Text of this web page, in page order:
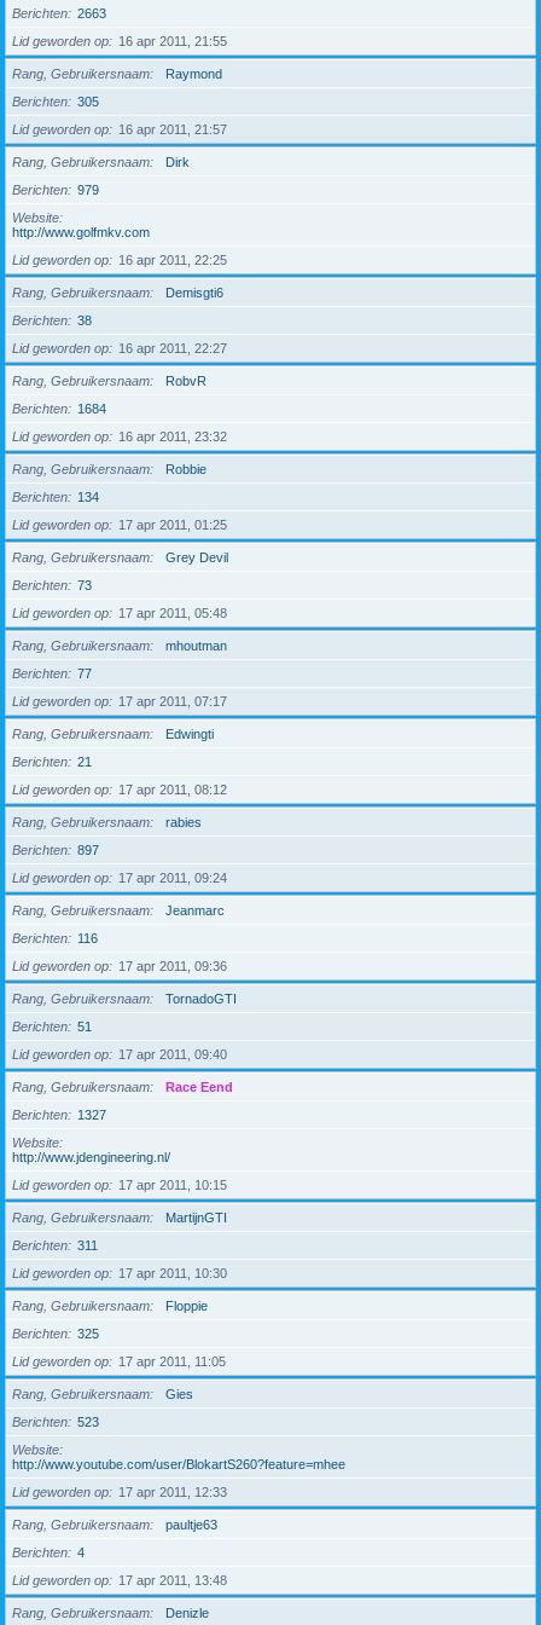
Berichten
2663
Lid geworden op
16 apr 2011, 21:55
Rang, Gebruikersnaam
Raymond
Berichten
305
Lid geworden op
16 apr 2011, 21:57
Rang, Gebruikersnaam
Dirk
Berichten
979
Website
http://www.golfmkv.com
Lid geworden op
16 apr 2011, 22:25
Rang, Gebruikersnaam
Demisgti6
Berichten
38
Lid geworden op
16 apr 2011, 22:27
Rang, Gebruikersnaam
RobvR
Berichten
1684
Lid geworden op
16 apr 2011, 23:32
Rang, Gebruikersnaam
Robbie
Berichten
134
Lid geworden op
17 apr 2011, 01:25
Rang, Gebruikersnaam
Grey Devil
Berichten
73
Lid geworden op
17 apr 2011, 05:48
Rang, Gebruikersnaam
mhoutman
Berichten
77
Lid geworden op
17 apr 2011, 07:17
Rang, Gebruikersnaam
Edwingti
Berichten
21
Lid geworden op
17 apr 2011, 08:12
Rang, Gebruikersnaam
rabies
Berichten
897
Lid geworden op
17 apr 2011, 09:24
Rang, Gebruikersnaam
Jeanmarc
Berichten
116
Lid geworden op
17 apr 2011, 09:36
Rang, Gebruikersnaam
TornadoGTI
Berichten
51
Lid geworden op
17 apr 2011, 09:40
Rang, Gebruikersnaam
Race Eend
Berichten
1327
Website
http://www.jdengineering.nl/
Lid geworden op
17 apr 2011, 10:15
Rang, Gebruikersnaam
MartijnGTI
Berichten
311
Lid geworden op
17 apr 2011, 10:30
Rang, Gebruikersnaam
Floppie
Berichten
325
Lid geworden op
17 apr 2011, 11:05
Rang, Gebruikersnaam
Gies
Berichten
523
Website
http://www.youtube.com/user/BlokartS260?feature=mhee
Lid geworden op
17 apr 2011, 12:33
Rang, Gebruikersnaam
paultje63
Berichten
4
Lid geworden op
17 apr 2011, 13:48
Rang, Gebruikersnaam Denizle